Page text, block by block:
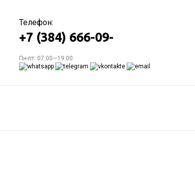
Телефон:
+7 (384) 666-09-
Пн-пт: 07:00—19:00